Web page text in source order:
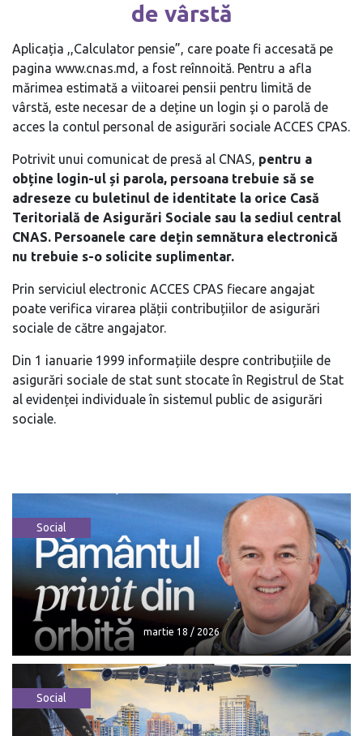
de vârstă
Aplicația ,,Calculator pensie”, care poate fi accesată pe
pagina www.cnas.md, a fost reînnoită. Pentru a afla
mărimea estimată a viitoarei pensii pentru limită de
vârstă, este necesar de a deține un login şi o parolă de
acces la contul personal de asigurări sociale ACCES CPAS.
Potrivit unui comunicat de presă al CNAS, pentru a
obține login-ul și parola, persoana trebuie să se
adreseze cu buletinul de identitate la orice Casă
Teritorială de Asigurări Sociale sau la sediul central
CNAS. Persoanele care dețin semnătura electronică
nu trebuie s-o solicite suplimentar.
Prin serviciul electronic ACCES CPAS fiecare angajat
poate verifica virarea plății contribuțiilor de asigurări
sociale de către angajator.
Din 1 ianuarie 1999 informațiile despre contribuțiile de
asigurări sociale de stat sunt stocate în Registrul de Stat
al evidenței individuale în sistemul public de asigurări
sociale.
Social
martie 18 / 2026
Social